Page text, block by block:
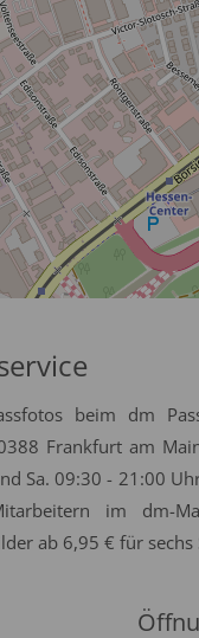
beim dm
Frankfurt am
Sa. 09:30 - 21:00
im dm-
ab 6,95 € für sechs